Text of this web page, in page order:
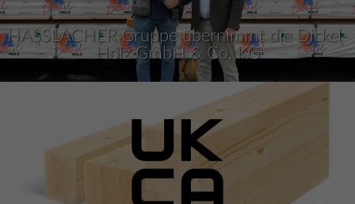
HASSLACHER Gruppe übernimmt die Dickel-
Holz GmbH & Co. KG